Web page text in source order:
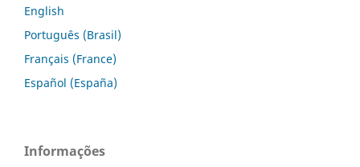
English
Português (Brasil)
Français (France)
Español (España)
Informações